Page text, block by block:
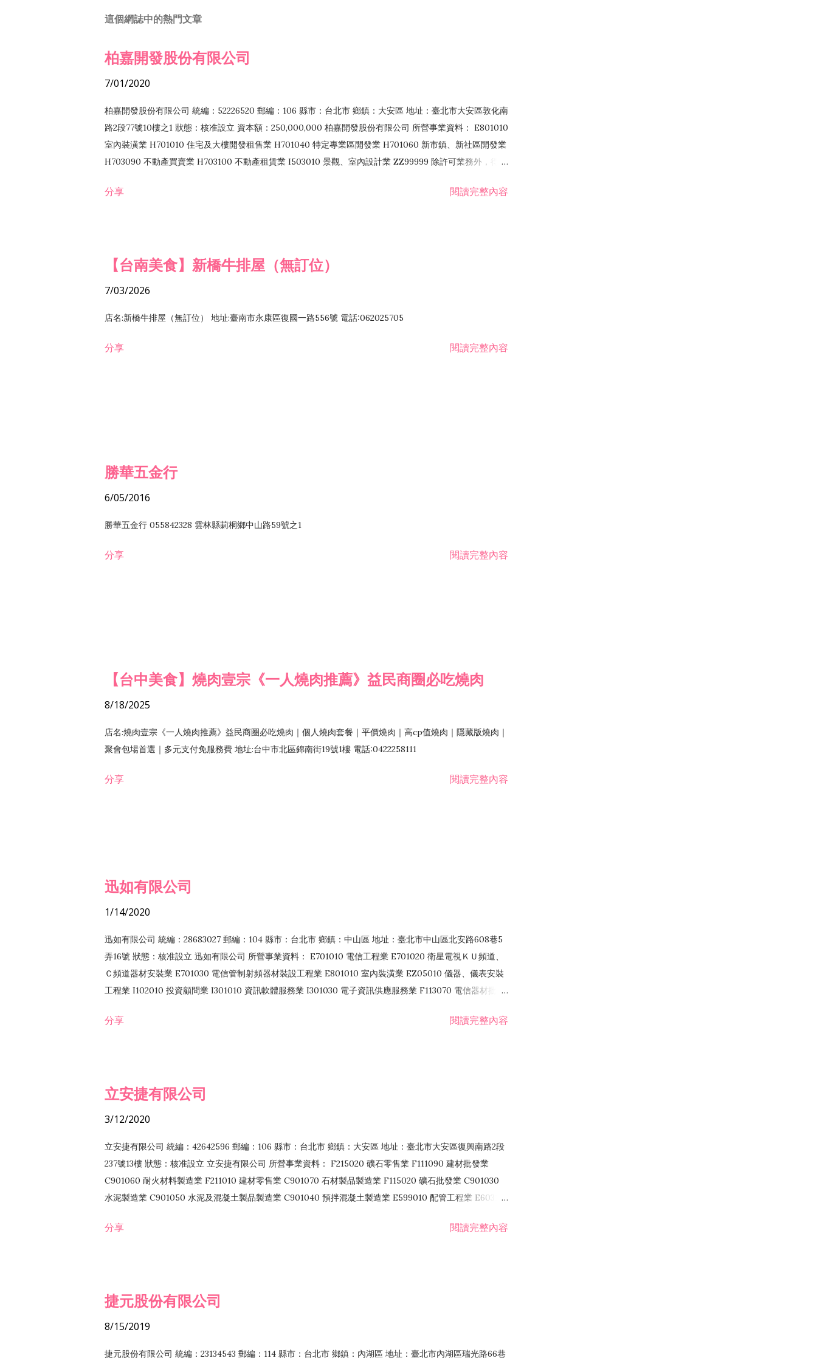
這個網誌中的熱門文章
柏嘉開發股份有限公司
7/01/2020
柏嘉開發股份有限公司 統編：52226520 郵編：106 縣市：台北市 鄉鎮：大安區 地址：臺北市大安區敦化南
路2段77號10樓之1 狀態：核准設立 資本額：250,000,000 柏嘉開發股份有限公司 所營事業資料： E801010
室內裝潢業 H701010 住宅及大樓開發租售業 H701040 特定專業區開發業 H701060 新市鎮、新社區開發業
H703090 不動產買賣業 H703100 不動產租賃業 I503010 景觀、室內設計業 ZZ99999 除許可業務外，得經
分享 閱讀完整內容
【台南美食】新橋牛排屋（無訂位）
7/03/2026
店名:新橋牛排屋（無訂位） 地址:臺南市永康區復國一路556號 電話:062025705
分享 閱讀完整內容
勝華五金行
6/05/2016
勝華五金行 055842328 雲林縣莿桐鄉中山路59號之1
分享 閱讀完整內容
【台中美食】燒肉壹宗《一人燒肉推薦》益民商圈必吃燒肉
8/18/2025
店名:燒肉壹宗《一人燒肉推薦》益民商圈必吃燒肉｜個人燒肉套餐｜平價燒肉｜高cp值燒肉｜隱藏版燒肉｜
聚會包場首選｜多元支付免服務費 地址:台中市北區錦南街19號1樓 電話:0422258111
分享 閱讀完整內容
迅如有限公司
1/14/2020
迅如有限公司 統編：28683027 郵編：104 縣市：台北市 鄉鎮：中山區 地址：臺北市中山區北安路608巷5
弄16號 狀態：核准設立 迅如有限公司 所營事業資料： E701010 電信工程業 E701020 衛星電視ＫＵ頻道、
Ｃ頻道器材安裝業 E701030 電信管制射頻器材裝設工程業 E801010 室內裝潢業 EZ05010 儀器、儀表安裝
工程業 I102010 投資顧問業 I301010 資訊軟體服務業 I301030 電子資訊供應服務業 F113070 電信器材批發
務 F102030 菸酒批發業 F203020 菸酒零售業 F401171 酒類輸入業
分享 閱讀完整內容
立安捷有限公司
3/12/2020
立安捷有限公司 統編：42642596 郵編：106 縣市：台北市 鄉鎮：大安區 地址：臺北市大安區復興南路2段
237號13樓 狀態：核准設立 立安捷有限公司 所營事業資料： F215020 礦石零售業 F111090 建材批發業
C901060 耐火材料製造業 F211010 建材零售業 C901070 石材製品製造業 F115020 礦石批發業 C901030
水泥製造業 C901050 水泥及混凝土製品製造業 C901040 預拌混凝土製造業 E599010 配管工程業 E603110
EZ99990 其他工程業 F102170 食品什貨批發業 F106020 日常用品批發業 F108031 醫療器材批發業
分享 閱讀完整內容
捷元股份有限公司
8/15/2019
捷元股份有限公司 統編：23134543 郵編：114 縣市：台北市 鄉鎮：內湖區 地址：臺北市內湖區瑞光路66巷